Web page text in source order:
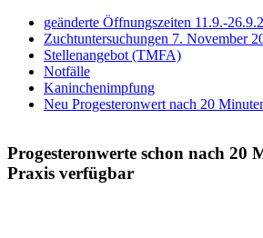
geänderte Öffnungszeiten 11.9.-
Zuchtuntersuchungen 7. November
Stellenangebot (TMFA)
Notfälle
Kaninchenimpfung
Neu Progesteronwert nach 20
Progesteronwerte schon nach 20
Praxis verfügbar